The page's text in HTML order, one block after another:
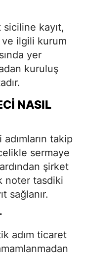
kayıt,
ilgili kurum
yer
kuruluş
NASIL
takip
sermaye
şirket
noter tasdiki
sağlanır.
adım ticaret